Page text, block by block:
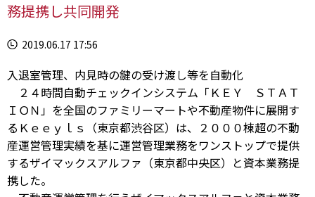
務提携し共同開発
2019.06.17 17:56
入退室管理、内見時の鍵の受け渡し等を自動化
２４時間自動チェックインシステム「ＫＥＹ ＳＴＡＴ
ＩＯＮ」を全国のファミリーマートや不動産物件に展開す
るＫｅｅｙｌｓ（東京都渋谷区）は、２０００棟超の不動
産運営管理実績を基に運営管理業務をワンストップで提供
するザイマックスアルファ（東京都中央区）と資本業務提
携した。